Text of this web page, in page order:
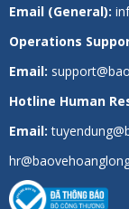
Email (General):
Operations
Email:
Hotline Human
Email: